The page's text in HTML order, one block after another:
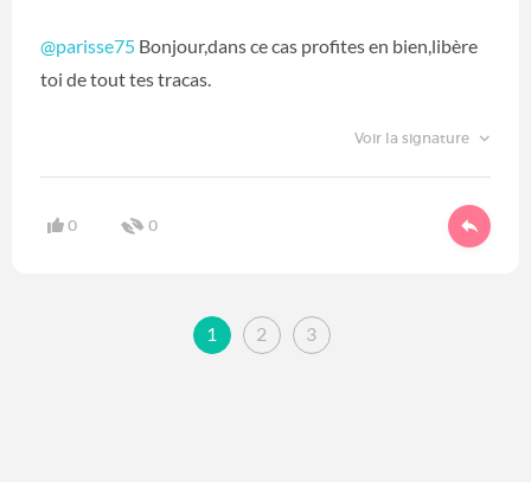
@parisse75 Bonjour,dans ce cas profites en bien,libère
toi de tout tes tracas.
Voir la signature
0 0
1 2 3